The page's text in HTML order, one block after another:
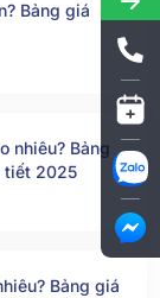
Bảng giá
nhiêu? Bảng
tiết 2025
Bảng giá